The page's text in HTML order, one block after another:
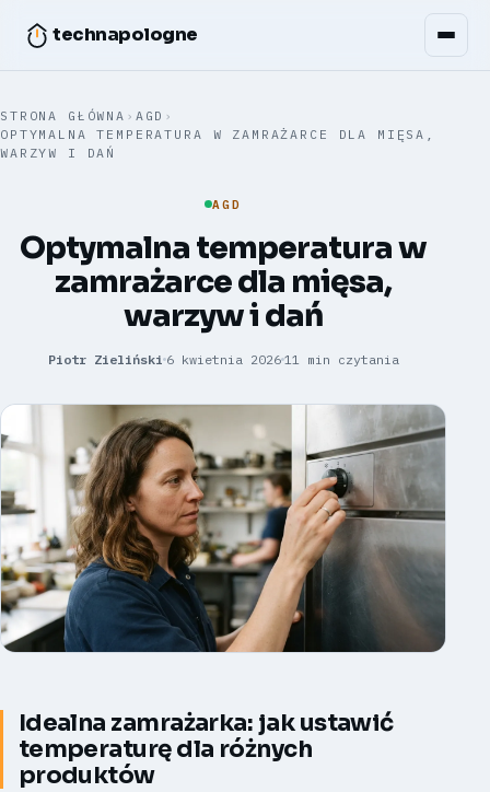
technapologne
STRONA GŁÓWNA › AGD ›
OPTYMALNA TEMPERATURA W ZAMRAŻARCE DLA MIĘSA,
WARZYW I DAŃ
AGD
Optymalna temperatura w
zamrażarce dla mięsa,
warzyw i dań
Piotr Zieliński 6 kwietnia 2026 11 min czytania
Idealna zamrażarka: jak ustawić
temperaturę dla różnych
produktów